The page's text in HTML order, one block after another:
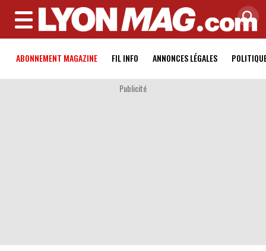
MENU
ABONNEMENT MAGAZINE FIL INFO ANNONCES LÉGALES
Publicité